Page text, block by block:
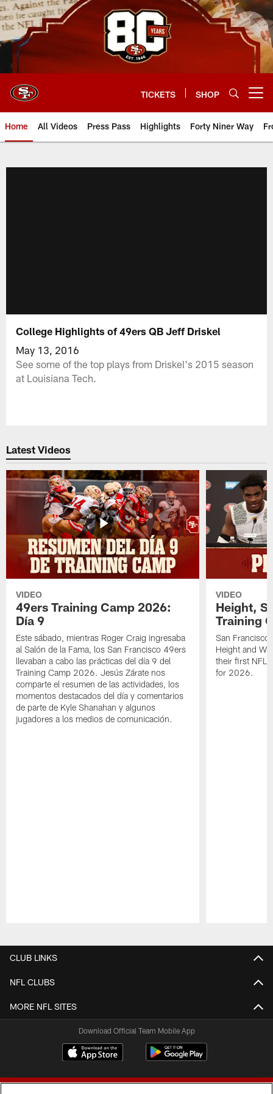
Skip
to
main
content
TICKETS SHOP
Home All Videos Press Pass Highlights Forty Niner Way
College Highlights of 49ers QB Jeff Driskel
May 13, 2016
See some of the top plays from Driskel's 2015 season
at Louisiana Tech.
Latest Videos
VIDEO
49ers Training Camp 2026:
Día 9
Este sábado, mientras Roger Craig ingresaba
al Salón de la Fama, los San Francisco 49ers
llevaban a cabo las prácticas del día 9 del
Training Camp 2026. Jesús Zárate nos
comparte el resumen de las actividades, los
momentos destacados del día y comentarios
de parte de Kyle Shanahan y algunos
jugadores a los medios de comunicación.
VIDEO
Height,
Training
San Francisco
Height and
their first NFL
for 2026.
CLUB LINKS
NFL CLUBS
MORE NFL SITES
Download Official Team Mobile App